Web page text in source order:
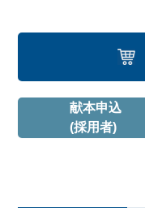
献本申込
(採用者)